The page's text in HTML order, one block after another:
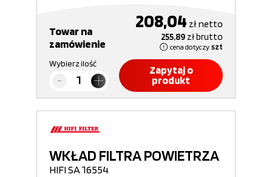
Towar na
zamówienie
208,04 złnetto
255,89 złbrutto
cena dotyczy szt
Wybierz ilość
Zapytaj o
produkt
WKŁAD FILTRA POWIETRZA
HIFI SA 16554